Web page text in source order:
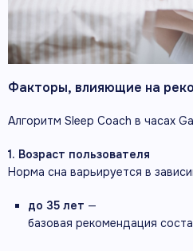
Факторы, влияющие на
Алгоритм Sleep Coach в часах
1. Возраст пользователя
Норма сна варьируется в
до 35 лет —
базовая рекомендация